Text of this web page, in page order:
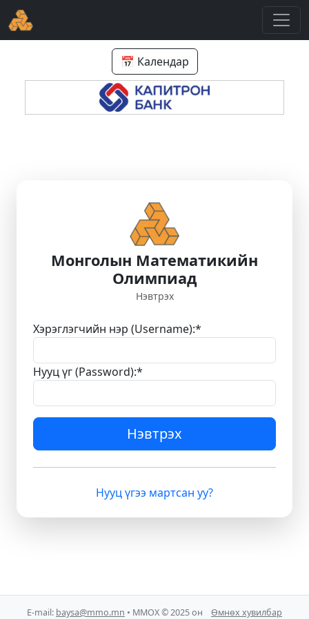
📅 Календар
Монголын Математикийн
Олимпиад
Нэвтрэх
Хэрэглэгчийн нэр (Username):*
Нууц үг (Password):*
Нэвтрэх
Нууц үгээ мартсан уу?
E-mail: baysa@mmo.mn • ММОХ © 2025 он Өмнөх хувилбар